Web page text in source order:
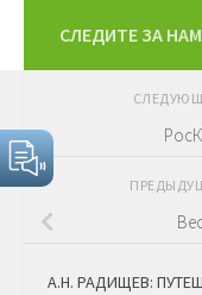
СЛЕДИТЕ ЗА
А.Н. РАДИЩЕВ: